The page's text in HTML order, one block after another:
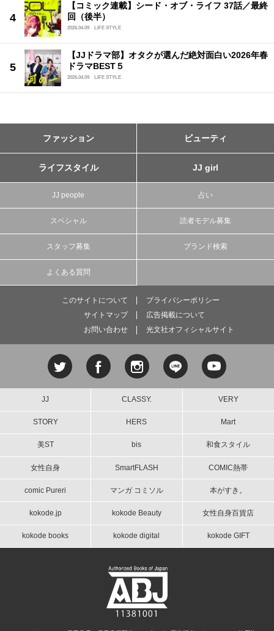
【コミック連載】シード・オブ・ライフ 37話／最終
回（後半）
2026.04.09 LIFE STYLE
【JJドラマ部】オタクが選んだ絶対面白い2026年春
ドラマBEST５
2026.04.09 LIFE STYLE
ファッション ビューティ
ライフスタイル JJ girl
JJ people 占い
スペシャル 読者モデル募集
スタッフ募集 ブランド検索
よくある質問
このサイトについて
プライバシーポリシー
サイトマップ
広告掲載について
お問い合わせ
光文社オフィシャルサイト
JJ CLASSY. VERY
STORY HERS Mart
美ST bis 和食スタイル
女性自身 SmartFLASH COMIC熱帯
comic Pureri マンガ コミソル 本がすき。
kokode.jp kokode Beauty 女性自身百貨店
kokode books kokode digital kokode GIFT